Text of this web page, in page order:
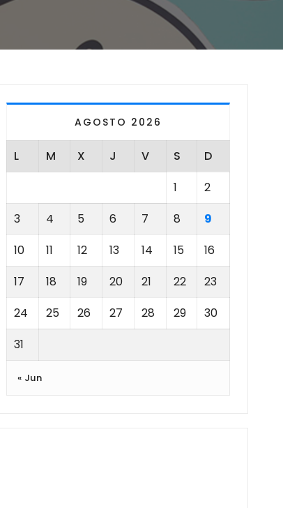
AGOSTO 2026
L M X J V S
D
1
2
3
4 5 6 7 8
9
10
11 12 13 14 15
16
17
18 19 20 21 22
23
24
25 26 27 28 29
30
31
« Jun